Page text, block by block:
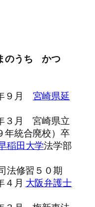
のうち かつ
９月 宮崎県延
３月 宮崎県立
年統合廃校）卒
稲田大学法学部
法修習５０期
４月 大阪弁護士